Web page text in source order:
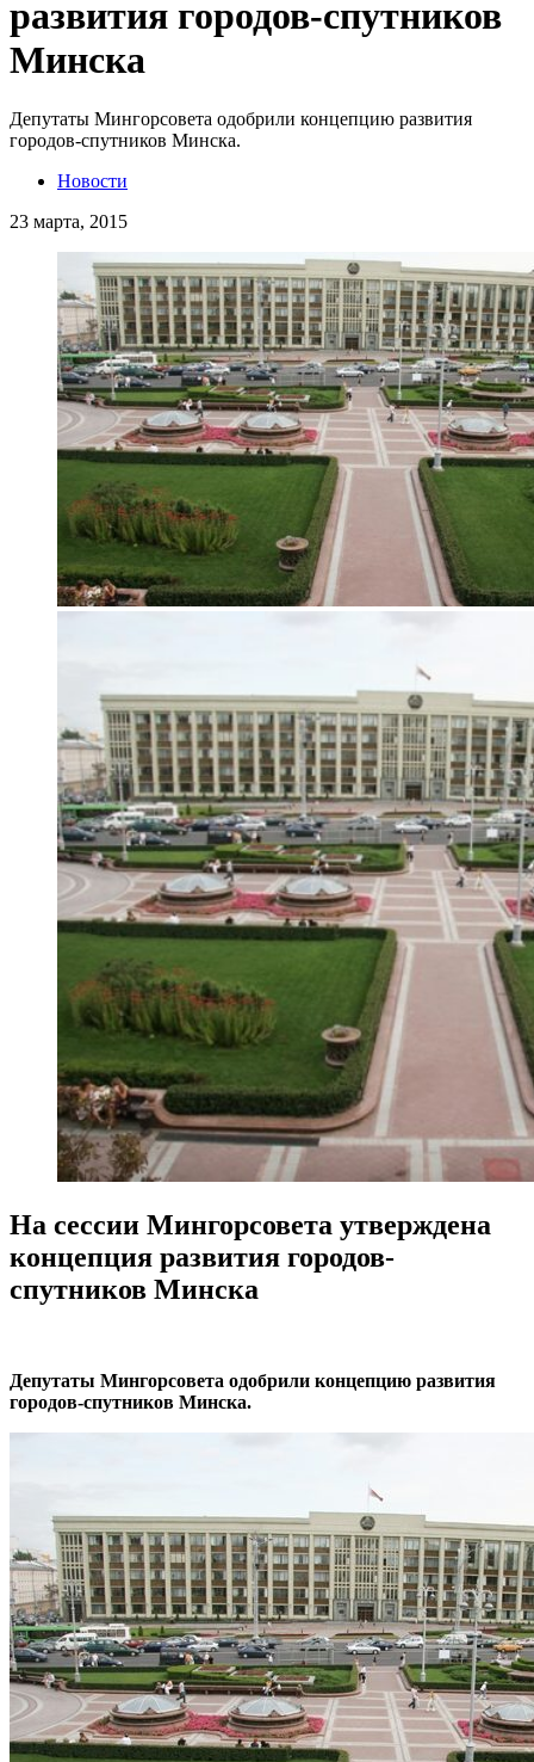
развития городов-спутников
Минска
Депутаты Мингорсовета одобрили концепцию развития
городов-спутников Минска.
Новости
23 марта, 2015
На сессии Мингорсовета утверждена
концепция развития городов-
спутников Минска
Депутаты Мингорсовета одобрили концепцию развития
городов-спутников Минска.